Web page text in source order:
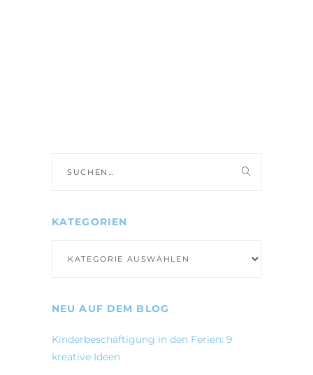
nach:
KATEGORIEN
NEU AUF DEM BLOG
Kinderbeschäftigung in den Ferien: 9
kreative Ideen